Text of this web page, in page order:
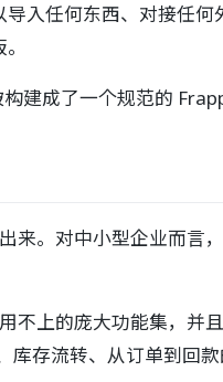
入任何东西、对接任
建成了一个规范的
来。对中小型企业而言
上的庞大功能集，并
存流转、从订单到回